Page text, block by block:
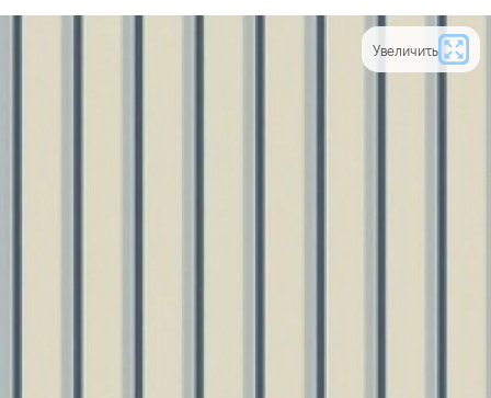
Увеличить